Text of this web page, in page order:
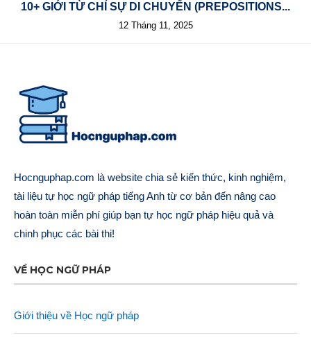
10+ GIỚI TỪ CHỈ SỰ DI CHUYỂN (PREPOSITIONS...
12 Tháng 11, 2025
Hocnguphap.com là website chia sẻ kiến thức, kinh nghiệm,
tài liệu tự học ngữ pháp tiếng Anh từ cơ bản đến nâng cao
hoàn toàn miễn phí giúp bạn tự học ngữ pháp hiệu quả và
chinh phục các bài thi!
VỀ HỌC NGỮ PHÁP
Giới thiệu về Học ngữ pháp